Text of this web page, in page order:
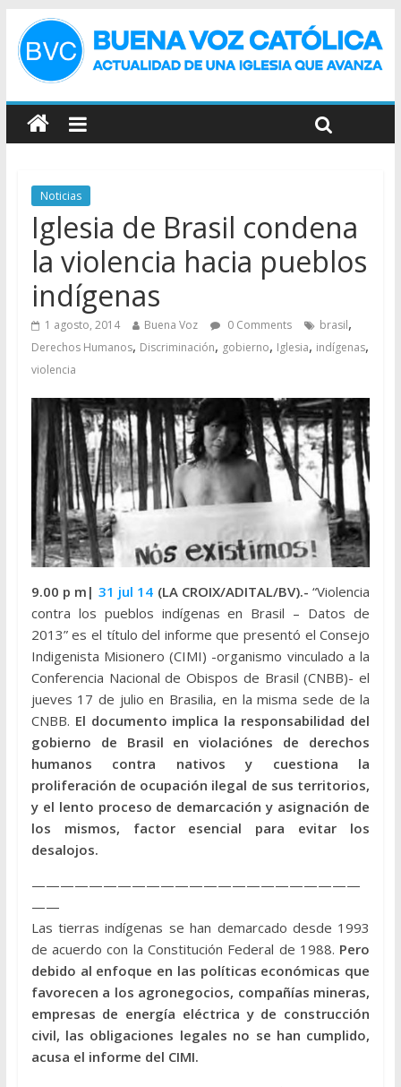
Noticias
Iglesia de Brasil condena
la violencia hacia pueblos
indígenas
1 agosto, 2014 Buena Voz 0 Comments brasil,
Derechos Humanos, Discriminación, gobierno, Iglesia, indígenas,
violencia
9.00 p m| 31 jul 14 (LA CROIX/ADITAL/BV).-“Violencia
contra los pueblos indígenas en Brasil – Datos de
2013” es el título del informe que presentó el Consejo
Indigenista Misionero (CIMI) -organismo vinculado a la
Conferencia Nacional de Obispos de Brasil (CNBB)- el
jueves 17 de julio en Brasilia, en la misma sede de la
CNBB. El documento implica la responsabilidad del
gobierno de Brasil en violaciónes de derechos
humanos contra nativos y cuestiona la
proliferación de ocupación ilegal de sus territorios,
y el lento proceso de demarcación y asignación de
los mismos, factor esencial para evitar los
desalojos.
———————————————————————
——
Las tierras indígenas se han demarcado desde 1993
de acuerdo con la Constitución Federal de 1988. Pero
debido al enfoque en las políticas económicas que
favorecen a los agronegocios, compañías mineras,
empresas de energía eléctrica y de construcción
civil, las obligaciones legales no se han cumplido,
acusa el informe del CIMI.